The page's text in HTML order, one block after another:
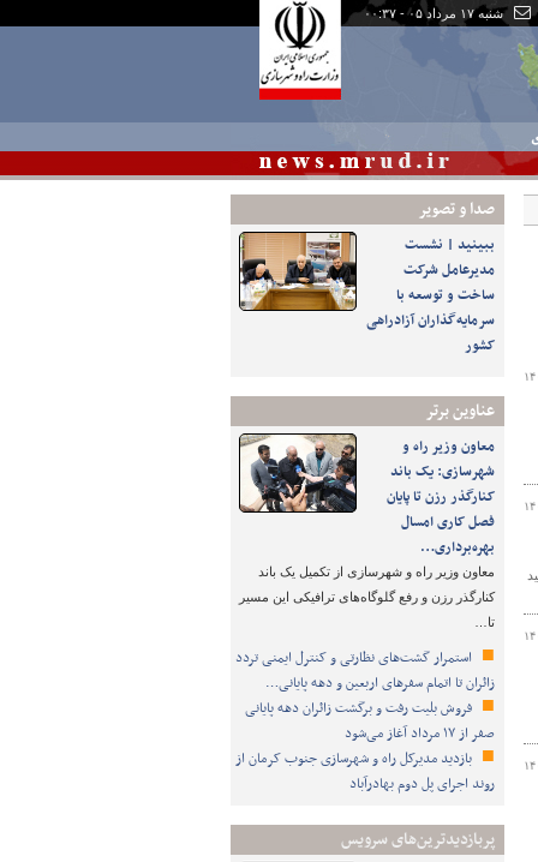
شنبه ۱۷ مرداد ۰۵ - ۰۰:۳۷
صدا و تصوير
ببینید | نشست
مدیرعامل شرکت
ساخت و توسعه با
سرمایه‌گذاران آزادراهی
کشور
عناوین برتر
معاون وزیر راه و
شهرسازی: یک باند
کنارگذر رزن تا پایان
فصل کاری امسال
بهره‌برداری…
معاون وزیر راه و شهرسازی از تکمیل یک باند
کنارگذر رزن و رفع گلوگاه‌های ترافیکی این مسیر
تا…
استمرار گشت‌های نظارتی و کنترل ایمنی تردد
زائران تا اتمام سفرهای اربعین و دهه پایانی…
فروش بلیت رفت و برگشت زائران دهه پایانی
صفر از ۱۷ مرداد آغاز می‌شود
بازدید مدیرکل راه و شهرسازی جنوب کرمان از
روند اجرای پل دوم بهادرآباد
پربازدیدترین‌های سرویس
تایید